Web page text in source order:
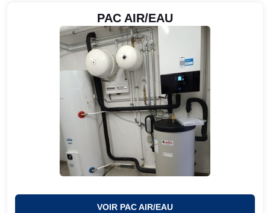
PAC AIR/EAU
VOIR PAC AIR/EAU